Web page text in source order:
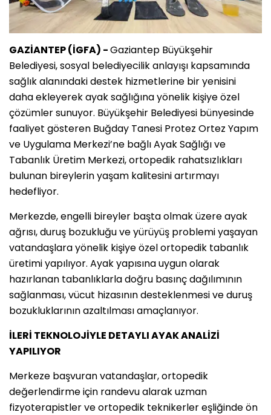
GAZİANTEP (İGFA) -Gaziantep Büyükşehir
Belediyesi, sosyal belediyecilik anlayışı kapsamında
sağlık alanındaki destek hizmetlerine bir yenisini
daha ekleyerek ayak sağlığına yönelik kişiye özel
çözümler sunuyor. Büyükşehir Belediyesi bünyesinde
faaliyet gösteren Buğday Tanesi Protez Ortez Yapım
ve Uygulama Merkezi’ne bağlı Ayak Sağlığı ve
Tabanlık Üretim Merkezi, ortopedik rahatsızlıkları
bulunan bireylerin yaşam kalitesini artırmayı
hedefliyor.
Merkezde, engelli bireyler başta olmak üzere ayak
ağrısı, duruş bozukluğu ve yürüyüş problemi yaşayan
vatandaşlara yönelik kişiye özel ortopedik tabanlık
üretimi yapılıyor. Ayak yapısına uygun olarak
hazırlanan tabanlıklarla doğru basınç dağılımının
sağlanması, vücut hizasının desteklenmesi ve duruş
bozukluklarının azaltılması amaçlanıyor.
İLERİ TEKNOLOJİYLE DETAYLI AYAK ANALİZİ
YAPILIYOR
Merkeze başvuran vatandaşlar, ortopedik
değerlendirme için randevu alarak uzman
fizyoterapistler ve ortopedik teknikerler eşliğinde ön